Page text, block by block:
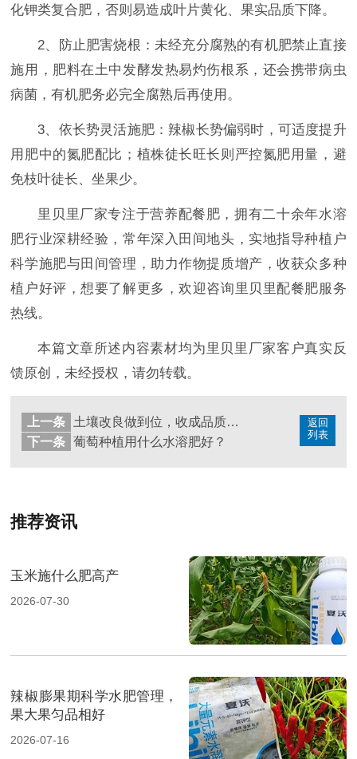
化钾类复合肥，否则易造成叶片黄化、果实品质下降。
2、防止肥害烧根‌：未经充分腐熟的有机肥禁止直接
施用，肥料在土中发酵发热易灼伤根系，还会携带病虫
病菌，有机肥务必完全腐熟后再使用。
3、依长势灵活施肥‌：辣椒长势偏弱时，可适度提升
用肥中的氮肥配比；植株徒长旺长则严控氮肥用量，避
免枝叶徒长、坐果少。
里贝里厂家专注于营养配餐肥，拥有二十余年水溶
肥行业深耕经验，常年深入田间地头，实地指导种植户
科学施肥与田间管理，助力作物提质增产，收获众多种
植户好评，想要了解更多，欢迎咨询里贝里配餐肥服务
热线。
本篇文章所述内容素材均为里贝里厂家客户真实反
馈原创，未经授权，请勿转载。
返回
列表
上一条
土壤改良做到位，收成品质双提升
下一条
葡萄种植用什么水溶肥好？
推荐资讯
玉米施什么肥高产
2026-07-30
辣椒膨果期科学水肥管理，
果大果匀品相好
2026-07-16